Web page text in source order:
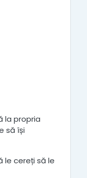
la propria
să își
le cereți să le